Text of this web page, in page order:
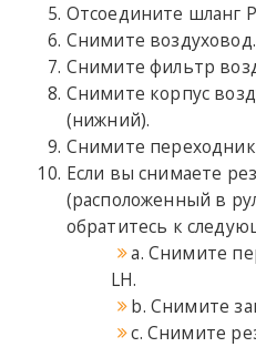
Отсоедините шланг
Снимите воздуховод.
Снимите фильтр
Снимите корпус
(нижний).
Снимите
Если вы снимаете
(расположенный в
обратитесь к
a. Снимите
LH.
b. Снимите
c. Снимите